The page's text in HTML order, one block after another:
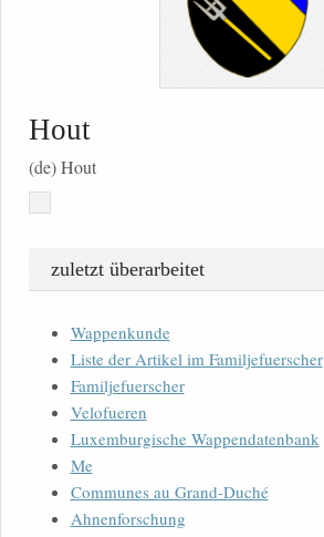
Hout
(de) Hout
zuletzt überarbeitet
Wappenkunde
Liste der Artikel im Familjefuerscher
Familjefuerscher
Velofueren
Luxemburgische Wappendatenbank
Me
Communes au Grand-Duché
Ahnenforschung